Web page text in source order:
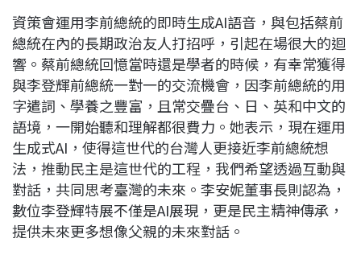
資策會運用李前總統的即時生成AI語音，與包括蔡前
總統在內的長期政治友人打招呼，引起在場很大的迴
響。蔡前總統回憶當時還是學者的時候，有幸常獲得
與李登輝前總統一對一的交流機會，因李前總統的用
字遣詞、學養之豐富，且常交疊台、日、英和中文的
語境，一開始聽和理解都很費力。她表示，現在運用
生成式AI，使得這世代的台灣人更接近李前總統想
法，推動民主是這世代的工程，我們希望透過互動與
對話，共同思考臺灣的未來。李安妮董事長則認為，
數位李登輝特展不僅是AI展現，更是民主精神傳承，
提供未來更多想像父親的未來對話。